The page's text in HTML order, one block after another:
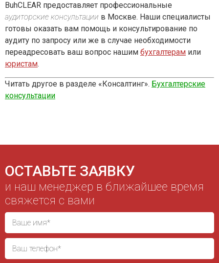
BuhCLEAR предоставляет профессиональные
аудиторские консультации в Москве. Наши специалисты
готовы оказать вам помощь и консультирование по
аудиту по запросу или же в случае необходимости
переадресовать ваш вопрос нашим бухгалтерам или
юристам.
Читать другое в разделе «Консалтинг». Бухгалтерские
консультации
ОСТАВЬТЕ ЗАЯВКУ
и наш менеджер в ближайшее время
свяжется с вами